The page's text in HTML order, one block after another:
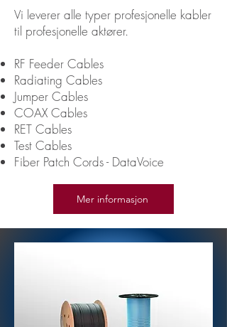
Vi leverer alle typer profesjonelle kabler
til profesjonelle aktører.
RF Feeder Cables
Radiating Cables
Jumper Cables
COAX Cables
RET Cables
Test Cables
Fiber Patch Cords - DataVoice
Mer informasjon